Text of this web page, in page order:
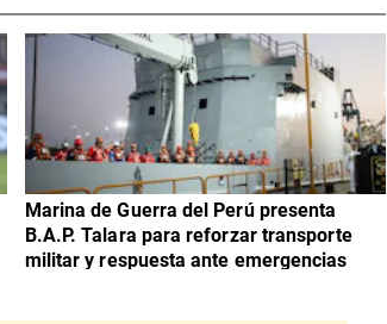
Marina de Guerra del Perú presenta
B.A.P. Talara para reforzar transporte
militar y respuesta ante emergencias